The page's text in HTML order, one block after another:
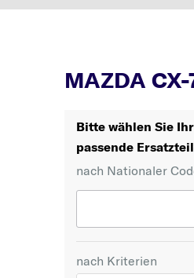
MAZDA
Bitte wählen Sie
passende
nach Nationaler
nach Kriterien